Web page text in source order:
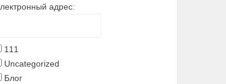
адрес:
111
Uncategorized
Блог